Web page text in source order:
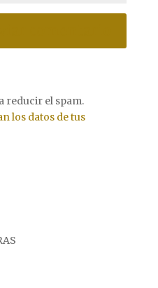
reducir el spam.
los datos de tus